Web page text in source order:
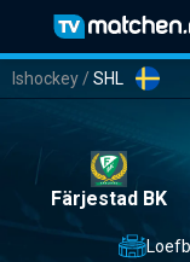
Ishockey /SHL
Färjestad BK